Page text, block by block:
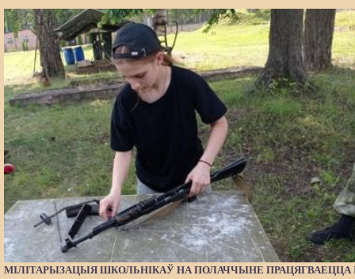
МІЛІТАРЫЗАЦЫЯ ШКОЛЬНІКАЎ НА ПОЛАЧЧЫНЕ ПРАЦЯГВАЕЦЦА